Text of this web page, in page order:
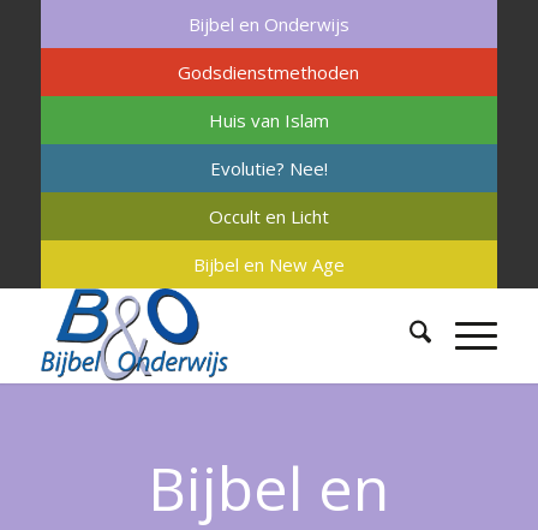
Bijbel en Onderwijs
Godsdienstmethoden
Huis van Islam
Evolutie? Nee!
Occult en Licht
Bijbel en New Age
Bijbel en